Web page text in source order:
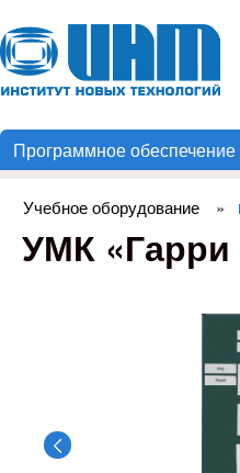
Институт
Новых
Программное обеспечение
Вы здесь
Учебное оборудование »
УМК «Гарри